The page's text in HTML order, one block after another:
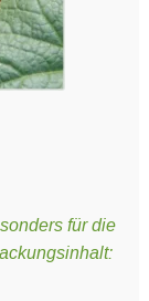
für die